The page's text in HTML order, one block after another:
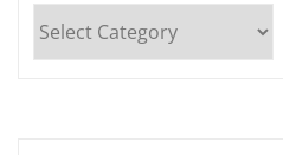
Categories